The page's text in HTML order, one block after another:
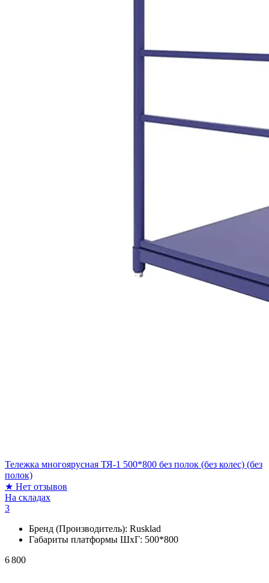
Тележка многоярусная ТЯ-1 500*800 без полок (без колес) (без
полок)
★ Нет отзывов
На складах
3
Бренд (Производитель): Rusklad
Габариты платформы ШxГ: 500*800
6 800